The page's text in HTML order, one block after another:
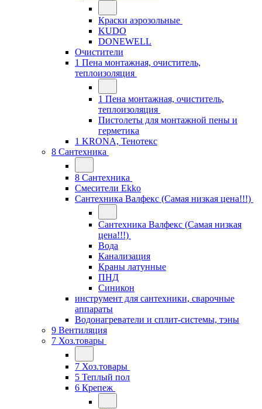
Краски аэрозольные
KUDO
DONEWELL
Очистители
1 Пена монтажная, очиститель,
теплоизоляция
1 Пена монтажная, очиститель,
теплоизоляция
Пистолеты для монтажной пены и
герметика
1 KRONA, Тенотекс
8 Сантехника
8 Сантехника
Смесители Ekko
Сантехника Валфекс (Самая низкая цена!!!)
Сантехника Валфекс (Самая низкая
цена!!!)
Вода
Канализация
Краны латунные
ПНД
Синикон
инструмент для сантехники, сварочные
аппараты
Водонагреватели и сплит-системы, тэны
9 Вентиляция
7 Хоз.товары
7 Хоз.товары
5 Теплый пол
6 Крепеж